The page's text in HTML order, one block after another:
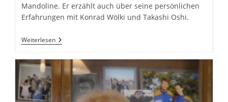
Mandoline. Er erzählt auch über seine persönlichen
Erfahrungen mit Konrad Wölki und Takashi Oshi.
WeiterlesenMenschen
&
Michael
Kubik.
Mandolinist
Komponist